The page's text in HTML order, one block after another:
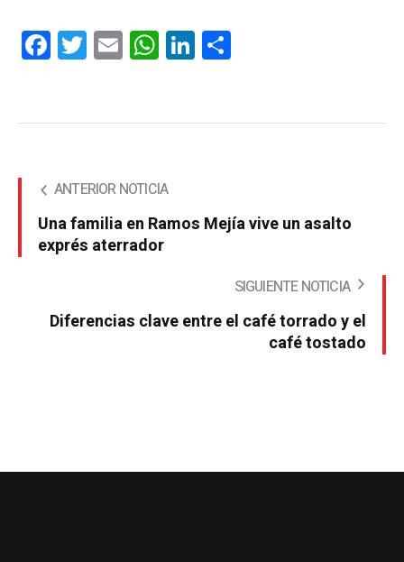
FacebookTwitterEmail WhatsAppLinkedIn
ANTERIOR NOTICIA
Una familia en Ramos Mejía vive un asalto
exprés aterrador
SIGUIENTE NOTICIA
Diferencias clave entre el café torrado y el
café tostado